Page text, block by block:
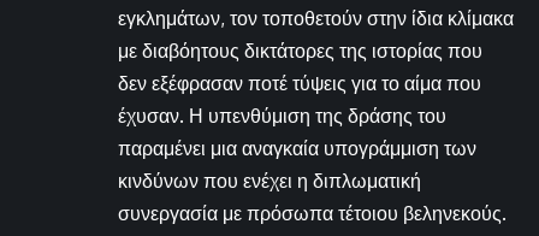
εγκλημάτων, τον τοποθετούν στην ίδια κλίμακα
με διαβόητους δικτάτορες της ιστορίας που
δεν εξέφρασαν ποτέ τύψεις για το αίμα που
έχυσαν. Η υπενθύμιση της δράσης του
παραμένει μια αναγκαία υπογράμμιση των
κινδύνων που ενέχει η διπλωματική
συνεργασία με πρόσωπα τέτοιου βεληνεκούς.